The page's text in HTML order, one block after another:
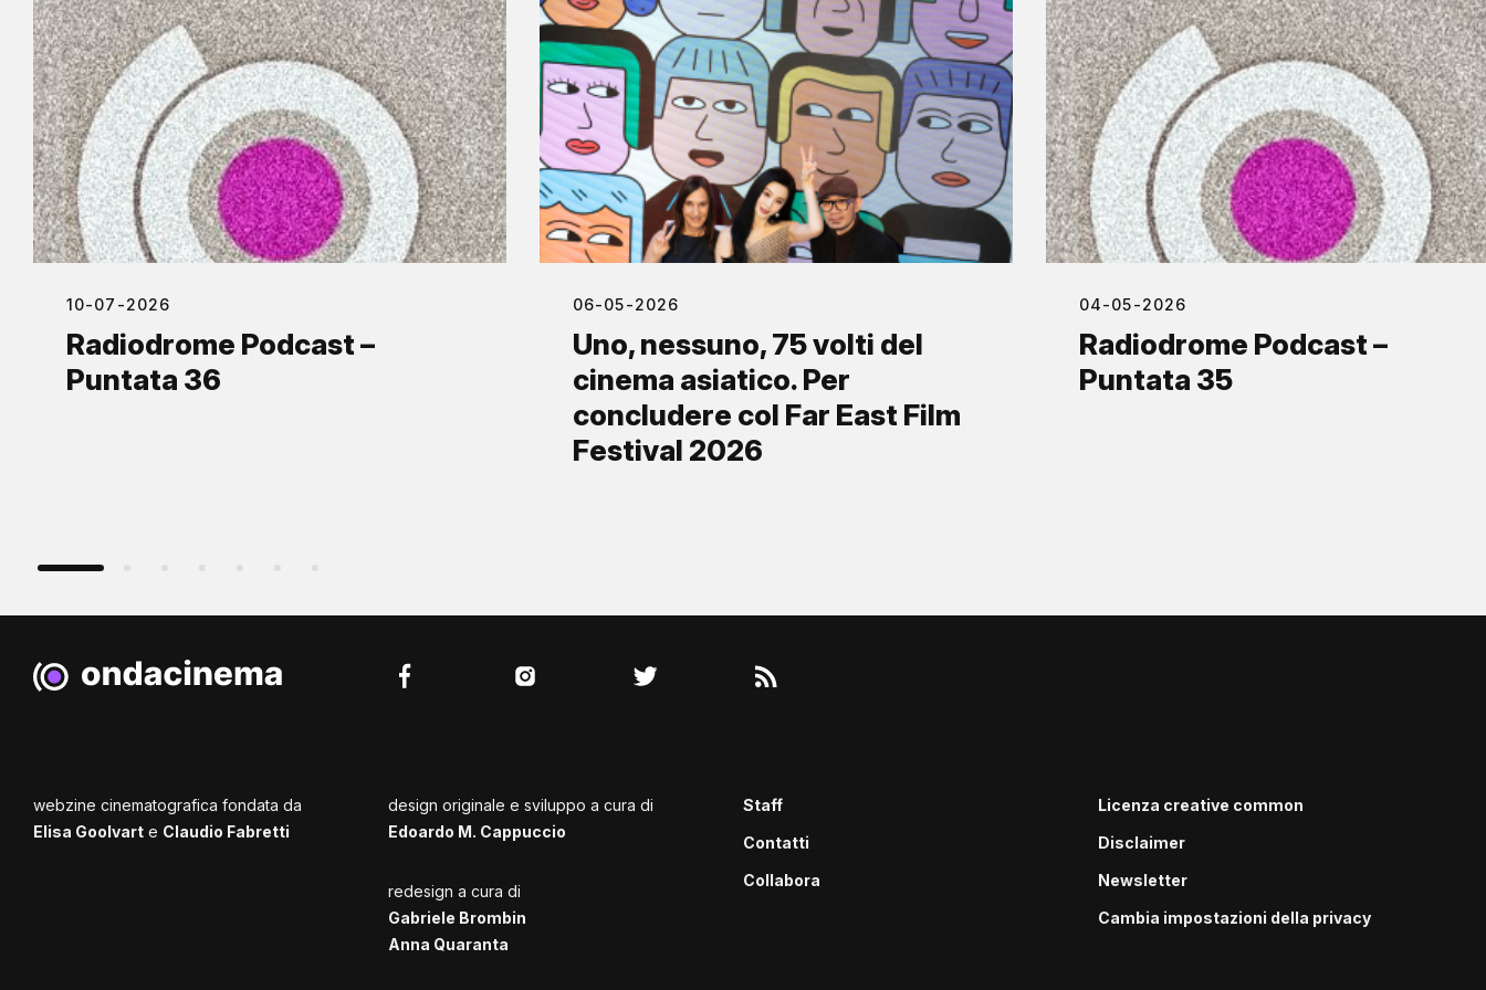
10-07-2026
Radiodrome Podcast –
Puntata 36
06-05-2026
Uno, nessuno, 75 volti del
cinema asiatico. Per
concludere col Far East Film
Festival 2026
04-05-2026
Radiodrome Podcast –
Puntata 35
webzine cinematografica fondata da
Elisa Goolvart e Claudio Fabretti
design originale e sviluppo a cura di
Edoardo M. Cappuccio
redesign a cura di
Gabriele Brombin
Anna Quaranta
Staff
Contatti
Collabora
Licenza creative common
Disclaimer
Newsletter
Cambia impostazioni della privacy